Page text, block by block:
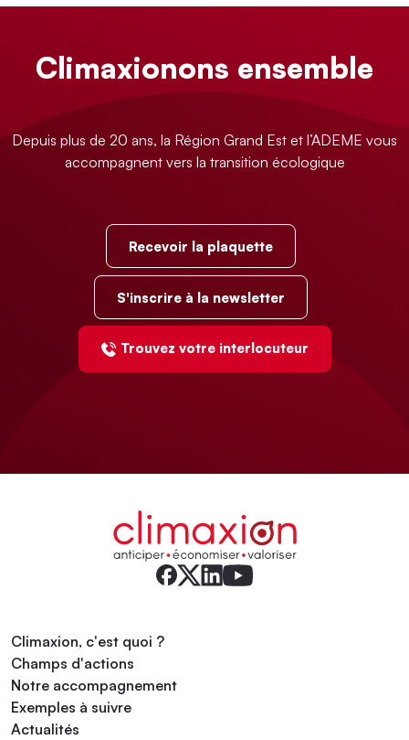
Climaxionons ensemble
Depuis plus de 20 ans, la Région Grand Est et l’ADEME vous
accompagnent vers la transition écologique
Recevoir la plaquette
S'inscrire à la newsletter
Trouvez votre interlocuteur
Climaxion, c'est quoi ?
Champs d'actions
Notre accompagnement
Exemples à suivre
Actualités